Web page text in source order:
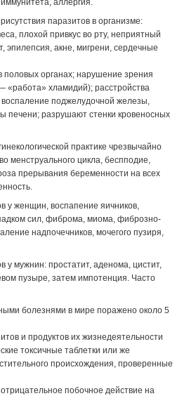
паразитов в организме:
плохой привкус во рту, неприятный
эпилепсия, акне, мигрени, сердечные
органах; нарушение зрения
«работа» хламидий); расстройства
поджелудочной железы,
печени; разрушают стенки кровеносных
практике чрезвычайно
менструального цикла, беспподие,
прерывания беременности на всех
у женщин, воспапение яичников,
сил, фиброма, миома, фиброзно-
надпочечников, мочегого пузиря,
у мужнин: простатит, аденома, цистит,
пузыре, затем импотенция. Часто
болезнями в мире поражено около 5
и продуктов их жизнедеятельности
токсичные таблетки или же
происхождения, проверенные
побочное действие на